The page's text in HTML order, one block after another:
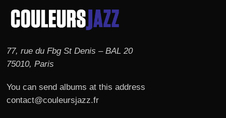
77, rue du Fbg St Denis – BAL 20
75010, Paris
You can send albums at this address
contact@couleursjazz.fr